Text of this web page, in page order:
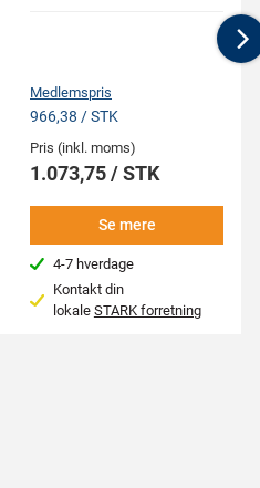
Medlemspris
966,38 / STK
Pris (inkl. moms)
1.073,75 / STK
Se mere
4-7 hverdage
Kontakt din
lokale STARK forretning